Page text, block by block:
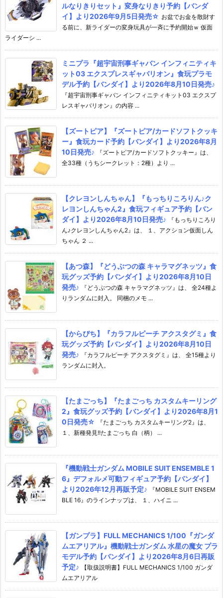
ルなりきりセット』変身なりきり予約【バンダ
イ】より2026年9月5日発売☆ お盆でお金を散財す
る前に、新ライダーの変身玩具が一斉に予約開始ｗ 仮面
ライダーシ ...
ミニプラ『超宇宙刑事ギャバン インフィニティキ
ット03 エクスプレスギャバリオン』食玩プラモ
デル予約【バンダイ】より2026年8月10日発売♪
『超宇宙刑事ギャバン インフィニティキット03 エクスプ
レスギャバリオン』の内容 ...
【ズートピア】『ズートピア/カードソフトクッキ
ー』食玩カード予約【バンダイ】より2026年8月
10日発売♪
『ズートピア/カードソフトクッキー』は、
全33種（うちシークレット：2種）より ...
【クレヨンしんちゃん】『もっちりころりん♪ク
レヨンしんちゃん2』食玩フィギュア予約【バン
ダイ】より2026年8月10日発売♪
『もっちりころり
ん♪クレヨンしんちゃん2』は、 １、アクション仮面しん
ちゃん ２ ...
【あつ森】『どうぶつの森 キャラマグネッツ』食
玩グッズ予約【バンダイ】より2026年8月10日
発売♪
『どうぶつの森 キャラマグネッツ』は、 全24種よ
りランダムに封入。 同梱のメモ ...
【からぴち】『カラフルピーチ アクスタグミ』食
玩グッズ予約【バンダイ】より2026年8月10日
発売♪
『カラフルピーチ アクスタグミ』は、 全15種より
ランダムに封入。
【たまごっち】『たまごっち カスタムキーリング
2』食玩グッズ予約【バンダイ】より2026年8月1
0日発売☆
『たまごっち カスタムキーリング2』は、
１、新種発見!!たまごっち 白（柄） ...
『機動戦士ガンダム MOBILE SUIT ENSEMBLE 1
6』デフォルメ可動フィギュア予約【バンダイ】
より2026年12月再販予定♪
『MOBILE SUIT ENSEM
BLE 16』のラインナップは、 １、ハイニ ...
【ガンプラ】FULL MECHANICS 1/100『ガンダ
ムエアリアル』機動戦士ガンダム 水星の魔女 プラ
モデル予約【バンダイ】より2026年8月6日再販
予定♪
【取扱説明書】FULL MECHANICS 1/100 ガンダ
ムエアリアル